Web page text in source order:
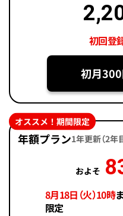
初回登
初月
年額プラン1年更新（2年
およそ
8月18日（火）10時
限定
オススメ！期間限定